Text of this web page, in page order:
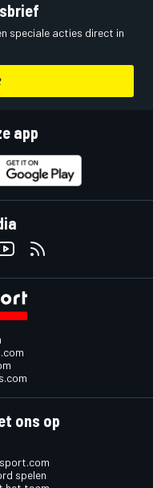
speciale acties direct in
app
ons op
spelen